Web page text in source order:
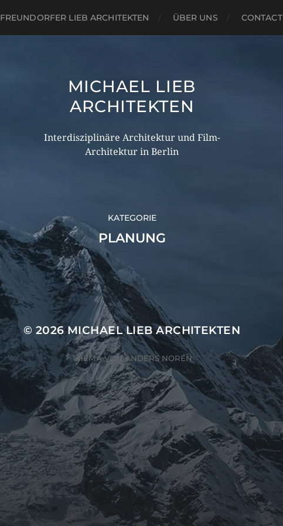
FREUNDORFER LIEB ARCHITEKTEN ÜBER UNS CONTACT
MICHAEL LIEB
ARCHITEKTEN
Interdisziplinäre Architektur und Film-
Architektur in Berlin
KATEGORIE
PLANUNG
© 2026MICHAEL LIEB ARCHITEKTEN
THEMA VONANDERS NORÉN